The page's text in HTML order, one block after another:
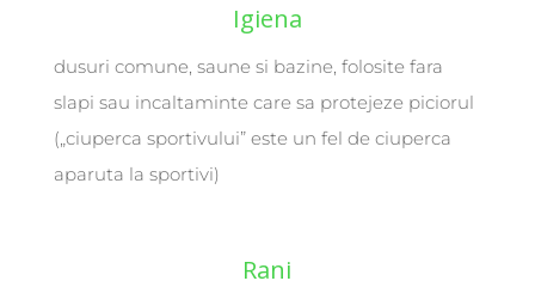
Igiena
dusuri comune, saune si bazine, folosite fara
slapi sau incaltaminte care sa protejeze piciorul
(„ciuperca sportivului” este un fel de ciuperca
aparuta la sportivi)
Rani